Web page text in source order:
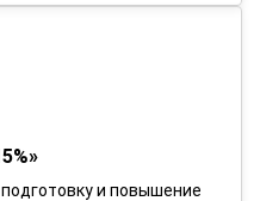
и повышение